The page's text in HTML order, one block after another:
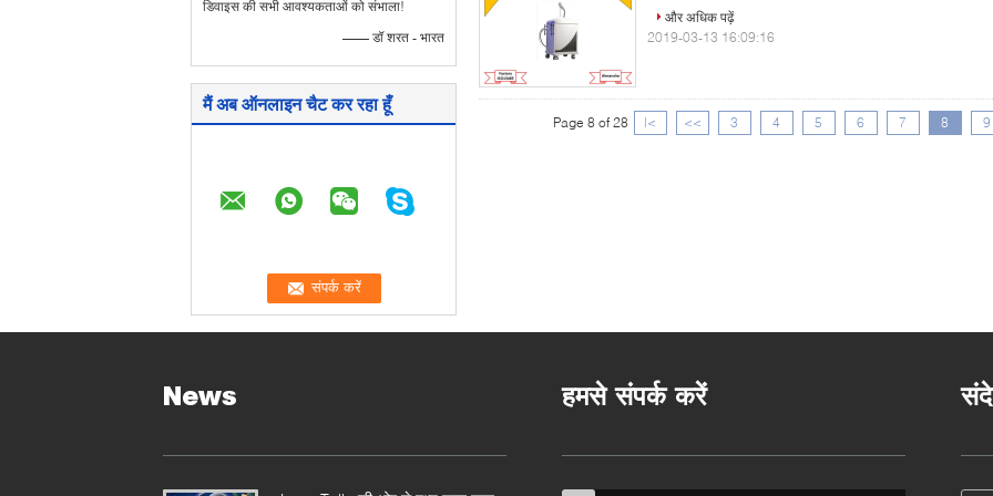
डिवाइस की सभी आवश्यकताओं को संभाला!
—— डॉ शरत - भारत
मैं अब ऑनलाइन चैट कर रहा हूँ
और अधिक पढ़ें
2019-03-13 16:09:16
Page 8 of 28 |< << 3 4 5 6 7 8 9
News हमसे संपर्क करें